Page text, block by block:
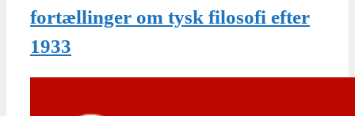
fortællinger om tysk filosofi efter
1933